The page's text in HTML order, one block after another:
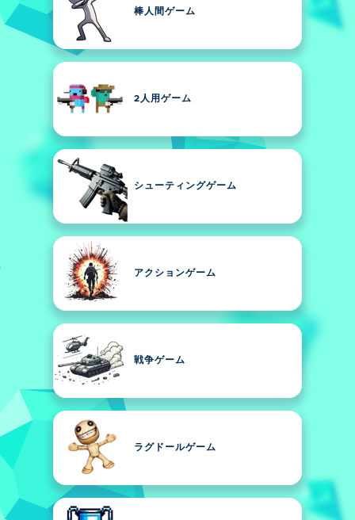
棒人間ゲーム
2人用ゲーム
シューティングゲーム
アクションゲーム
戦争ゲーム
ラグドールゲーム